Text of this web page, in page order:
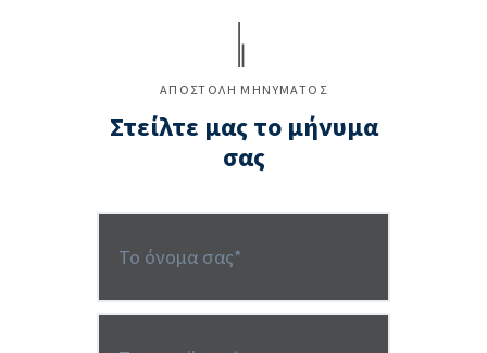
ΑΠΟΣΤΟΛΗ ΜΗΝΥΜΑΤΟΣ
Στείλτε μας το μήνυμα
σας